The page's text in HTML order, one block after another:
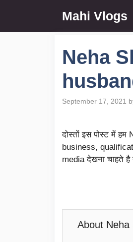
content
Mahi Vlogs
Neha
September 17, 2021
दोस्तों इस पोस्ट में
business,
media देखना चाहते
About Neha